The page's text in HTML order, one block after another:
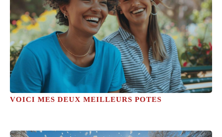
VOICI MES DEUX MEILLEURS POTES